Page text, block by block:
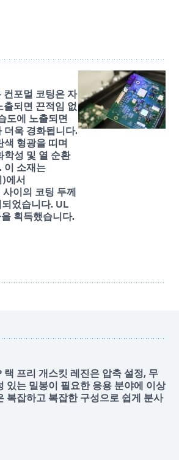
컨포멀 코팅은 자
되면 끈적임 없
도에 노출되면
더욱 경화됩니다.
색 형광을 띠며
학성 및 열 순환
이 소재는
에서
이의 코팅 두께
었습니다. UL
획득했습니다.
프리 개스킷 레진은 압축 설정, 무
있는 밀봉이 필요한 응용 분야에 이상
복잡하고 복잡한 구성으로 쉽게 분사